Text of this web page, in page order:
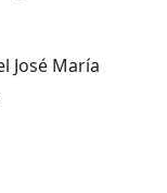
José María